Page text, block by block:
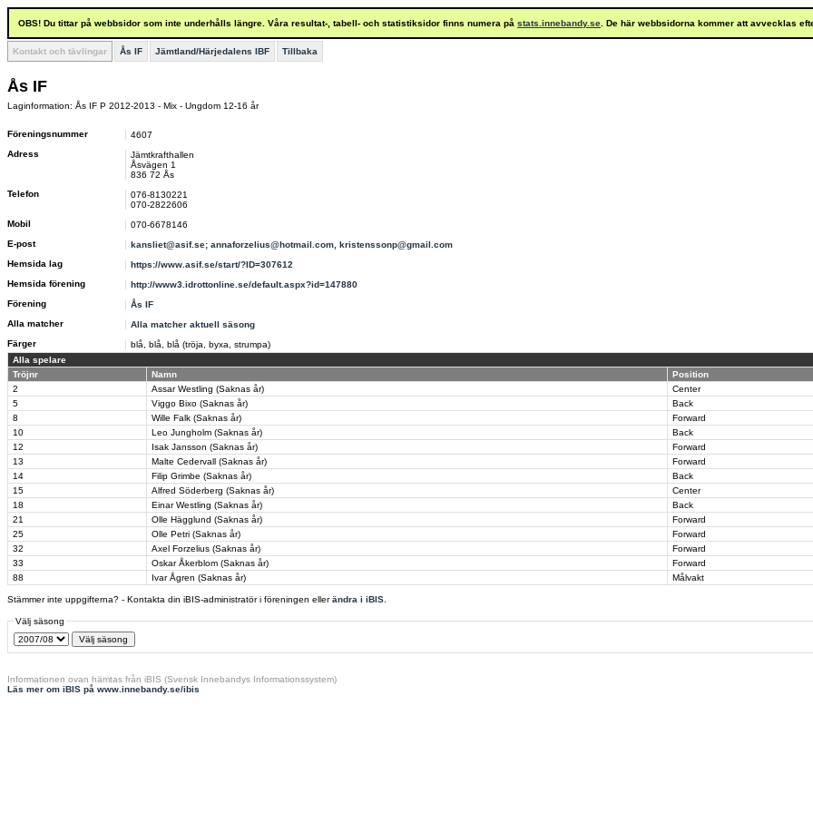
OBS! Du tittar på webbsidor som inte underhålls längre. Våra resultat-, tabell- och statistiksidor finns numera på stats.innebandy.se . De här webbsidorna kommer att avvecklas
Kontakt och tävlingar Ås IF Jämtland/Härjedalens IBF Tillbaka
Ås IF
Laginformation: Ås IF P 2012-2013 - Mix - Ungdom 12-16 år
Föreningsnummer
4607
Adress
Jämtkrafthallen
Åsvägen 1
836 72 Ås
Telefon
076-8130221
070-2822606
Mobil
070-6678146
E-post
kansliet@asif.se; annaforzelius@hotmail.com, kristenssonp@gmail.com
Hemsida lag
https://www.asif.se/start/?ID=307612
Hemsida förening
http://www3.idrottonline.se/default.aspx?id=147880
Förening
Ås IF
Alla matcher
Alla matcher aktuell säsong
Färger
blå, blå, blå (tröja, byxa, strumpa)
Alla spelare
Tröjnr
Namn
Position
2
Assar Westling (Saknas år)
Center
5
Viggo Bixo (Saknas år)
Back
8
Wille Falk (Saknas år)
Forward
10
Leo Jungholm (Saknas år)
Back
12
Isak Jansson (Saknas år)
Forward
13
Malte Cedervall (Saknas år)
Forward
14
Filip Grimbe (Saknas år)
Back
15
Alfred Söderberg (Saknas år)
Center
18
Einar Westling (Saknas år)
Back
21
Olle Hägglund (Saknas år)
Forward
25
Olle Petri (Saknas år)
Forward
32
Axel Forzelius (Saknas år)
Forward
33
Oskar Åkerblom (Saknas år)
Forward
88
Ivar Ågren (Saknas år) Målvakt
Stämmer inte uppgifterna? - Kontakta din iBIS-administratör i föreningen ellerändra i iBIS
Välj säsong
Informationen ovan hämtas från iBIS (Svensk Innebandys Informationssystem)
Läs mer om iBIS på www.innebandy.se/ibis